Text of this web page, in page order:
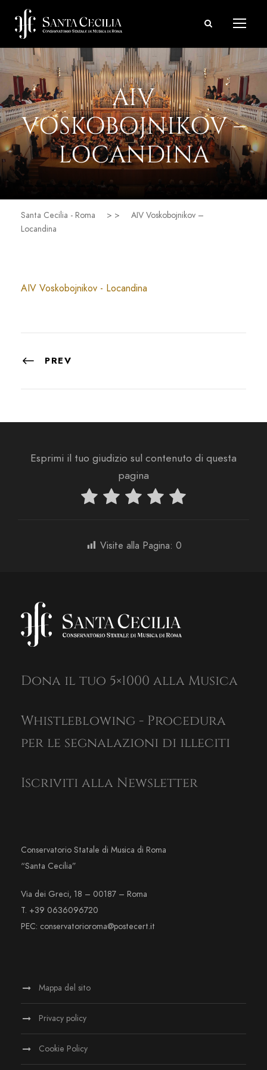
AIV
VOSKOBOJNIKOV –
LOCANDINA
Santa Cecilia - Roma > >
AIV Voskobojnikov –
Locandina
AIV Voskobojnikov - Locandina
PREV
Esprimi il tuo giudizio sul contenuto di questa
pagina
Visite alla Pagina: 0
Dona il tuo 5×1000 alla Musica
Whistleblowing - Procedura
per le segnalazioni di illeciti
Iscriviti alla Newsletter
Conservatorio Statale di Musica di Roma
“Santa Cecilia”
Via dei Greci, 18 – 00187 – Roma
T. +39 0636096720
PEC: conservatorioroma@postecert.it
Mappa del sito
Privacy policy
Cookie Policy